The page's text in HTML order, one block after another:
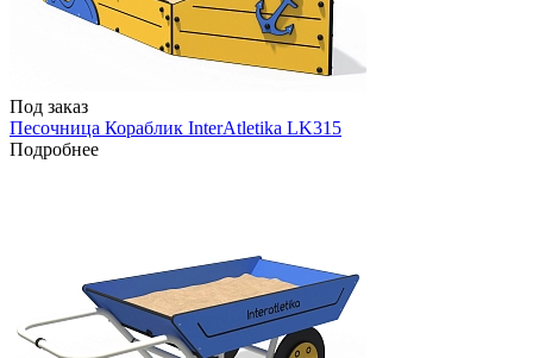
Под заказ
Песочница Кораблик InterAtletika LK315
Подробнее